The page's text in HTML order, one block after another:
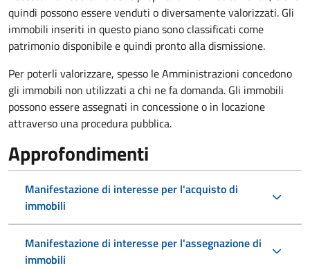
quindi possono essere venduti o diversamente valorizzati. Gli
immobili inseriti in questo piano sono classificati come
patrimonio disponibile e quindi pronto alla dismissione.
Per poterli valorizzare, spesso le Amministrazioni concedono
gli immobili non utilizzati a chi ne fa domanda. Gli immobili
possono essere assegnati in concessione o in locazione
attraverso una procedura pubblica.
Approfondimenti
Manifestazione di interesse per l'acquisto di
immobili
Manifestazione di interesse per l'assegnazione di
immobili